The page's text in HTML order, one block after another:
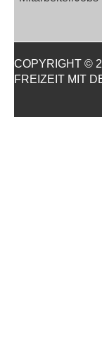
COPYRIGHT ©
FREIZEIT MIT